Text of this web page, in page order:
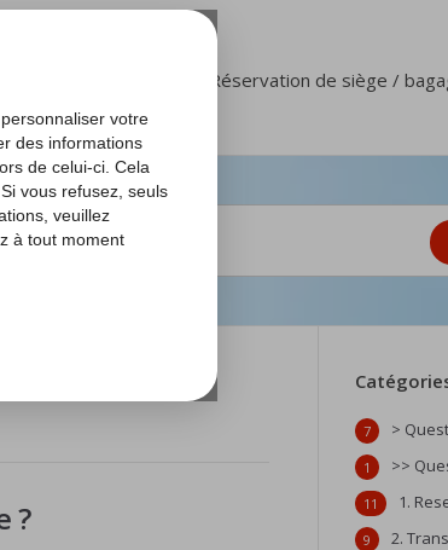
Réservation de siège /
?
>
7
>>
1
1.
11
2.
9